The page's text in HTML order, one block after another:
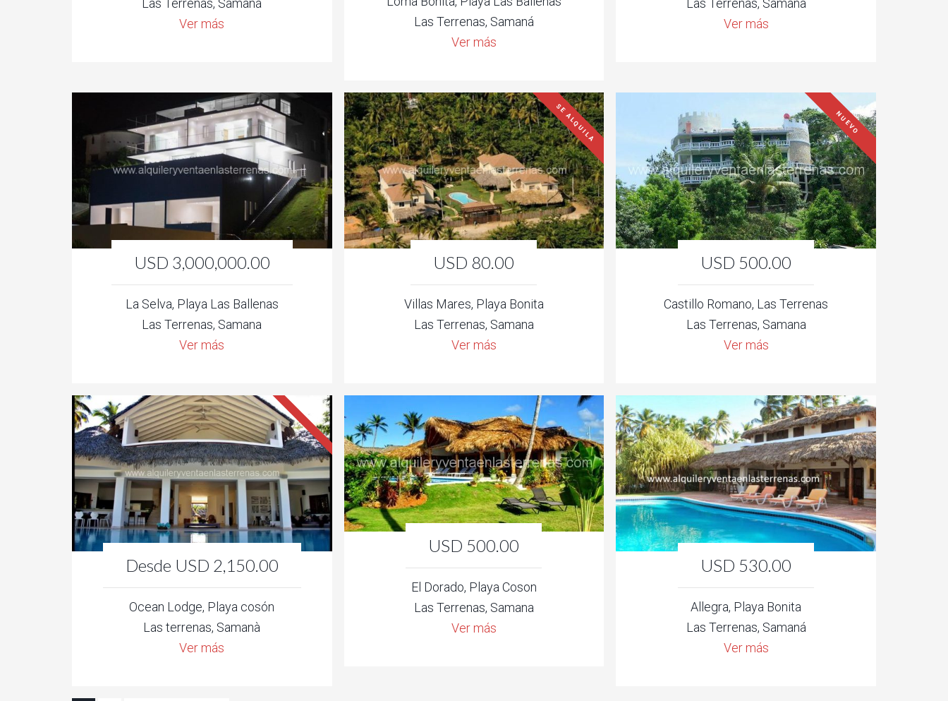
Las Terrenas, Samaná
Ver más
Las Terrenas, Samaná
Ver más
Las Terrenas, Samana
Ver más
USD 3,000,000.00
La Selva, Playa Las Ballenas
Las Terrenas, Samana
Ver más
USD 80.00
SE ALQUILA
Villas Mares, Playa Bonita
Las Terrenas, Samana
Ver más
USD 500.00
NUEVO
Castillo Romano, Las Terrenas
Las Terrenas, Samana
Ver más
Desde USD 2,150.00
Ocean Lodge, Playa cosón
Las terrenas, Samanà
Ver más
USD 500.00
El Dorado, Playa Coson
Las Terrenas, Samana
Ver más
USD 530.00
Allegra, Playa Bonita
Las Terrenas, Samaná
Ver más